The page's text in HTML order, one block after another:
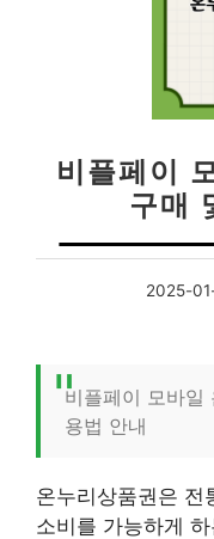
비플페이
구매
2025-
비플페이 모바일
용법 안내
온누리상품권은 전
소비를 가능하게